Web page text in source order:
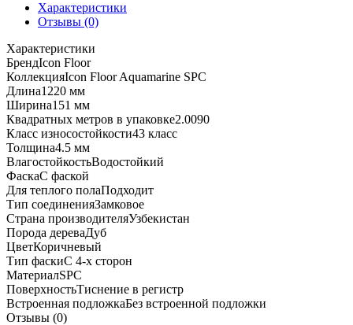
Дуб
Писсаро
19
Характеристики
Отзывы (0)
Характеристики
БрендIcon Floor
КоллекцияIcon Floor Aquamarine SPC
Длина1220 мм
Ширина151 мм
Квадратных метров в упаковке2.0090
Класс износостойкости43 класс
Толщина4.5 мм
ВлагостойкостьВодостойкий
ФаскаС фаской
Для теплого полаПодходит
Тип соединенияЗамковое
Страна производителяУзбекистан
Порода дереваДуб
ЦветКоричневый
Тип фаскиС 4-х сторон
МатериалSPC
ПоверхностьТиснение в регистр
Встроенная подложкаБез встроенной подложки
Отзывы (0)